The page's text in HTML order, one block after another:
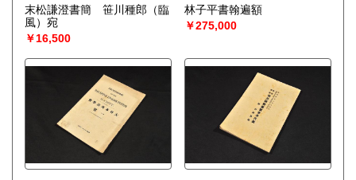
末松謙澄書簡 笹川種郎（臨
風）宛
￥16,500
林子平書翰遍額
￥275,000